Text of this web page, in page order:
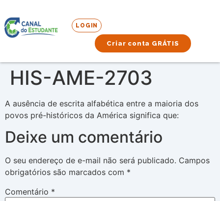
LOGIN
Criar conta GRÁTIS
HIS-AME-2703
A ausência de escrita alfabética entre a maioria dos
povos pré-históricos da América significa que:
Deixe um comentário
O seu endereço de e-mail não será publicado. Campos
obrigatórios são marcados com *
Comentário *